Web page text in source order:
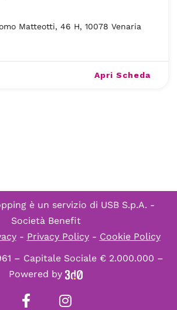
Matteotti, 46 H, 10078 Venaria
Apri Scheda
è un servizio di USB S.p.A. -
Società Benefit
- Privacy Policy- Cookie Policy
– Capitale Sociale € 2.000.000 –
Powered by